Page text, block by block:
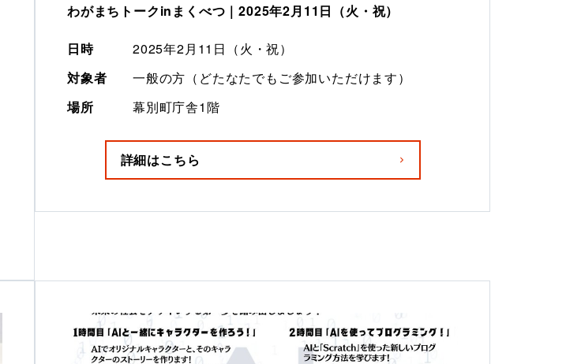
わがまちトークinまくべつ｜2025年2月11日（火・祝）
日時
2025年2月11日（火・祝）
対象者
一般の方（どたなたでもご参加いただけます）
場所
幕別町庁舎1階
詳細はこちら